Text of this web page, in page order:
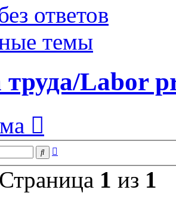
ответов
темы
Labor
Поиск
1 из 1